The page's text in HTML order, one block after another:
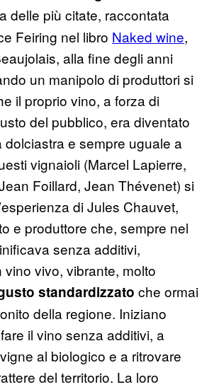
delle più citate, raccontata
Feiring nel libro Naked wine,
alla fine degli anni
un manipolo di produttori si
il proprio vino, a forza di
del pubblico, era diventato
dolciastra e sempre uguale a
vignaioli (Marcel Lapierre,
Foillard, Jean Thévenet) si
di Jules Chauvet,
e produttore che, sempre nel
senza additivi,
vivo, vibrante, molto
standardizzato che ormai
della regione. Iniziano
il vino senza additivi, a
al biologico e a ritrovare
del territorio. La loro